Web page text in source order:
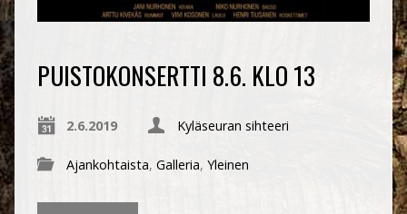
PUISTOKONSERTTI 8.6. KLO 13
2.6.2019 Kyläseuran sihteeri
Ajankohtaista, Galleria, Yleinen